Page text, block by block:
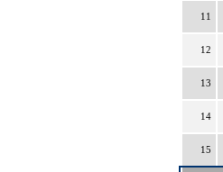
11
12
13
14
15